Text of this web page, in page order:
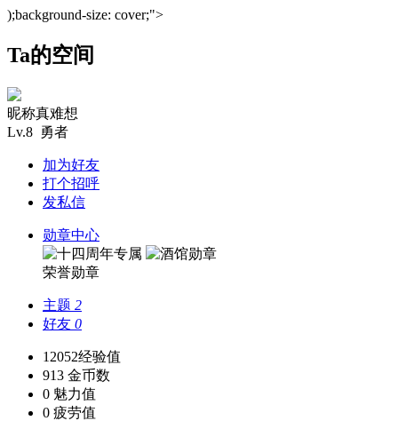
);background-size: cover;">
Ta的空间
昵称真难想
Lv.8 勇者
加为好友
打个招呼
发私信
勋章中心
荣誉勋章
主题 2
好友 0
12052经验值
913 金币数
0 魅力值
0 疲劳值